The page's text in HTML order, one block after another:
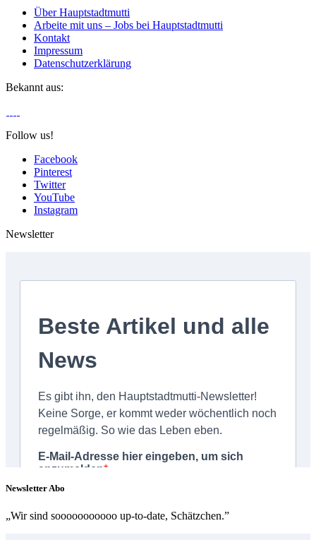
Über Hauptstadtmutti
Arbeite mit uns – Jobs bei Hauptstadtmutti
Kontakt
Impressum
Datenschutzerklärung
Bekannt aus:
Follow us!
Facebook
Pinterest
Twitter
YouTube
Instagram
Newsletter
Newsletter Abo
„Wir sind sooooooooooo up-to-date, Schätzchen.”